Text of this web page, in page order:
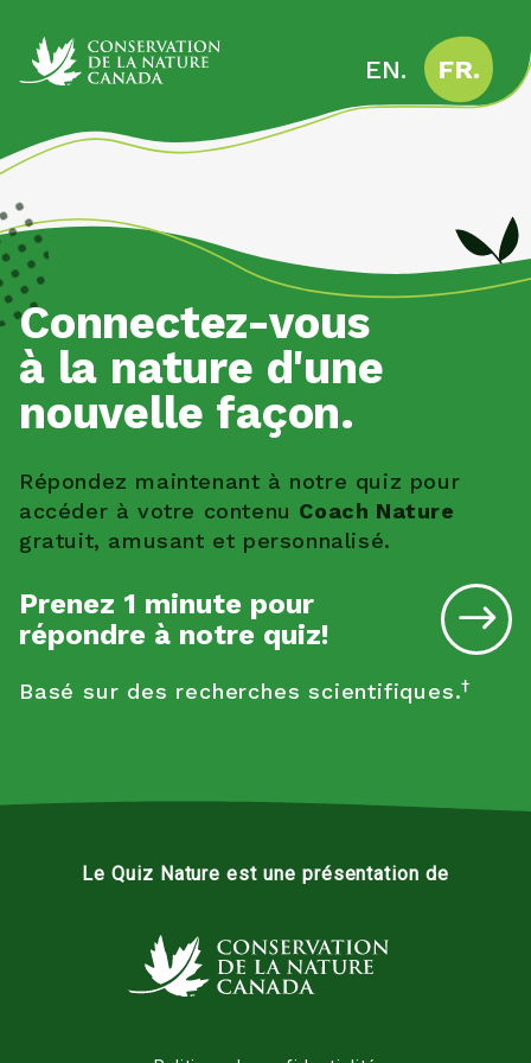
EN. FR.
Connectez-vous
à la nature d'une
nouvelle façon.
Répondez maintenant à notre quiz pour
accéder à votre contenu Coach Nature
gratuit, amusant et personnalisé.
Prenez 1 minute pour
répondre à notre quiz!
Basé sur des recherches scientifiques.†
Le Quiz Nature est une présentation de